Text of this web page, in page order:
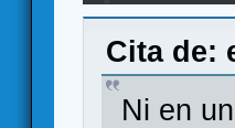
Cita de:
Ni en